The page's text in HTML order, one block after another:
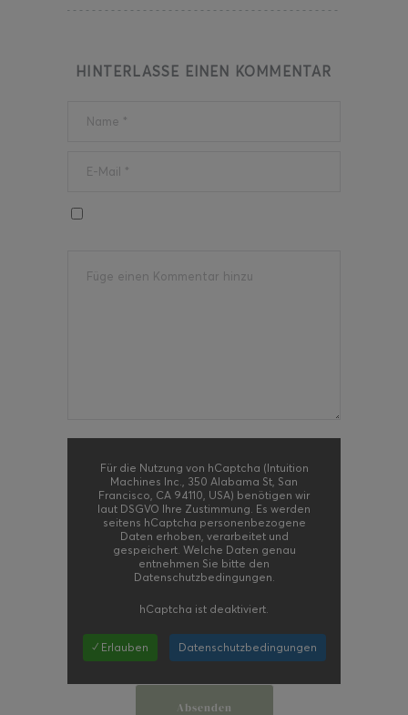
HINTERLASSE EINEN KOMMENTAR
Für die Nutzung von hCaptcha (Intuition
Machines Inc., 350 Alabama St, San
Francisco, CA 94110, USA) benötigen wir
laut DSGVO Ihre Zustimmung. Es werden
seitens hCaptcha personenbezogene
Daten erhoben, verarbeitet und
gespeichert. Welche Daten genau
entnehmen Sie bitte den
Datenschutzbedingungen.
hCaptcha ist deaktiviert.
✓ Erlauben Datenschutzbedingungen